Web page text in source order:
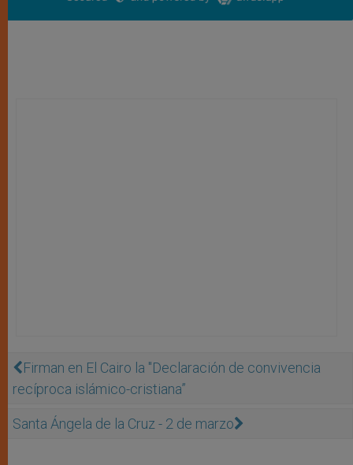
Firman en El Cairo la "Declaración de convivencia
recíproca islámico-cristiana”
Santa Ángela de la Cruz - 2 de marzo